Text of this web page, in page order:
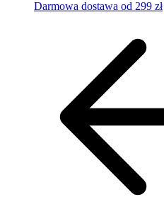
Darmowa dostawa od 299 zł